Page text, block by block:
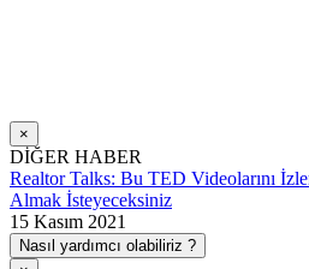
×
DİĞER HABER
Realtor Talks: Bu TED Videolarını
Almak İsteyeceksiniz
15 Kasım 2021
Nasıl yardımcı olabiliriz ?